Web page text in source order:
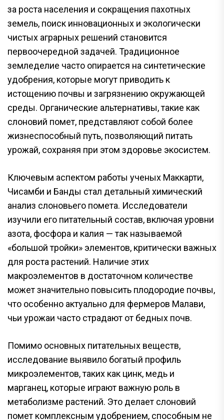
за роста населения и сокращения пахотных
земель, поиск инновационных и экологически
чистых аграрных решений становится
первоочередной задачей. Традиционное
земледелие часто опирается на синтетические
удобрения, которые могут приводить к
истощению почвы и загрязнению окружающей
среды. Органические альтернативы, такие как
слоновий помет, представляют собой более
жизнеспособный путь, позволяющий питать
урожай, сохраняя при этом здоровье экосистем.
Ключевым аспектом работы ученых Маккарти,
Чисамби и Банды стал детальный химический
анализ слоновьего помета. Исследователи
изучили его питательный состав, включая уровни
азота, фосфора и калия — так называемой
«большой тройки» элементов, критически важных
для роста растений. Наличие этих
макроэлементов в достаточном количестве
может значительно повысить плодородие почвы,
что особенно актуально для фермеров Малави,
чьи урожаи часто страдают от бедных почв.
Помимо основных питательных веществ,
исследование выявило богатый профиль
микроэлементов, таких как цинк, медь и
марганец, которые играют важную роль в
метаболизме растений. Это делает слоновий
помет комплексным удобрением, способным не